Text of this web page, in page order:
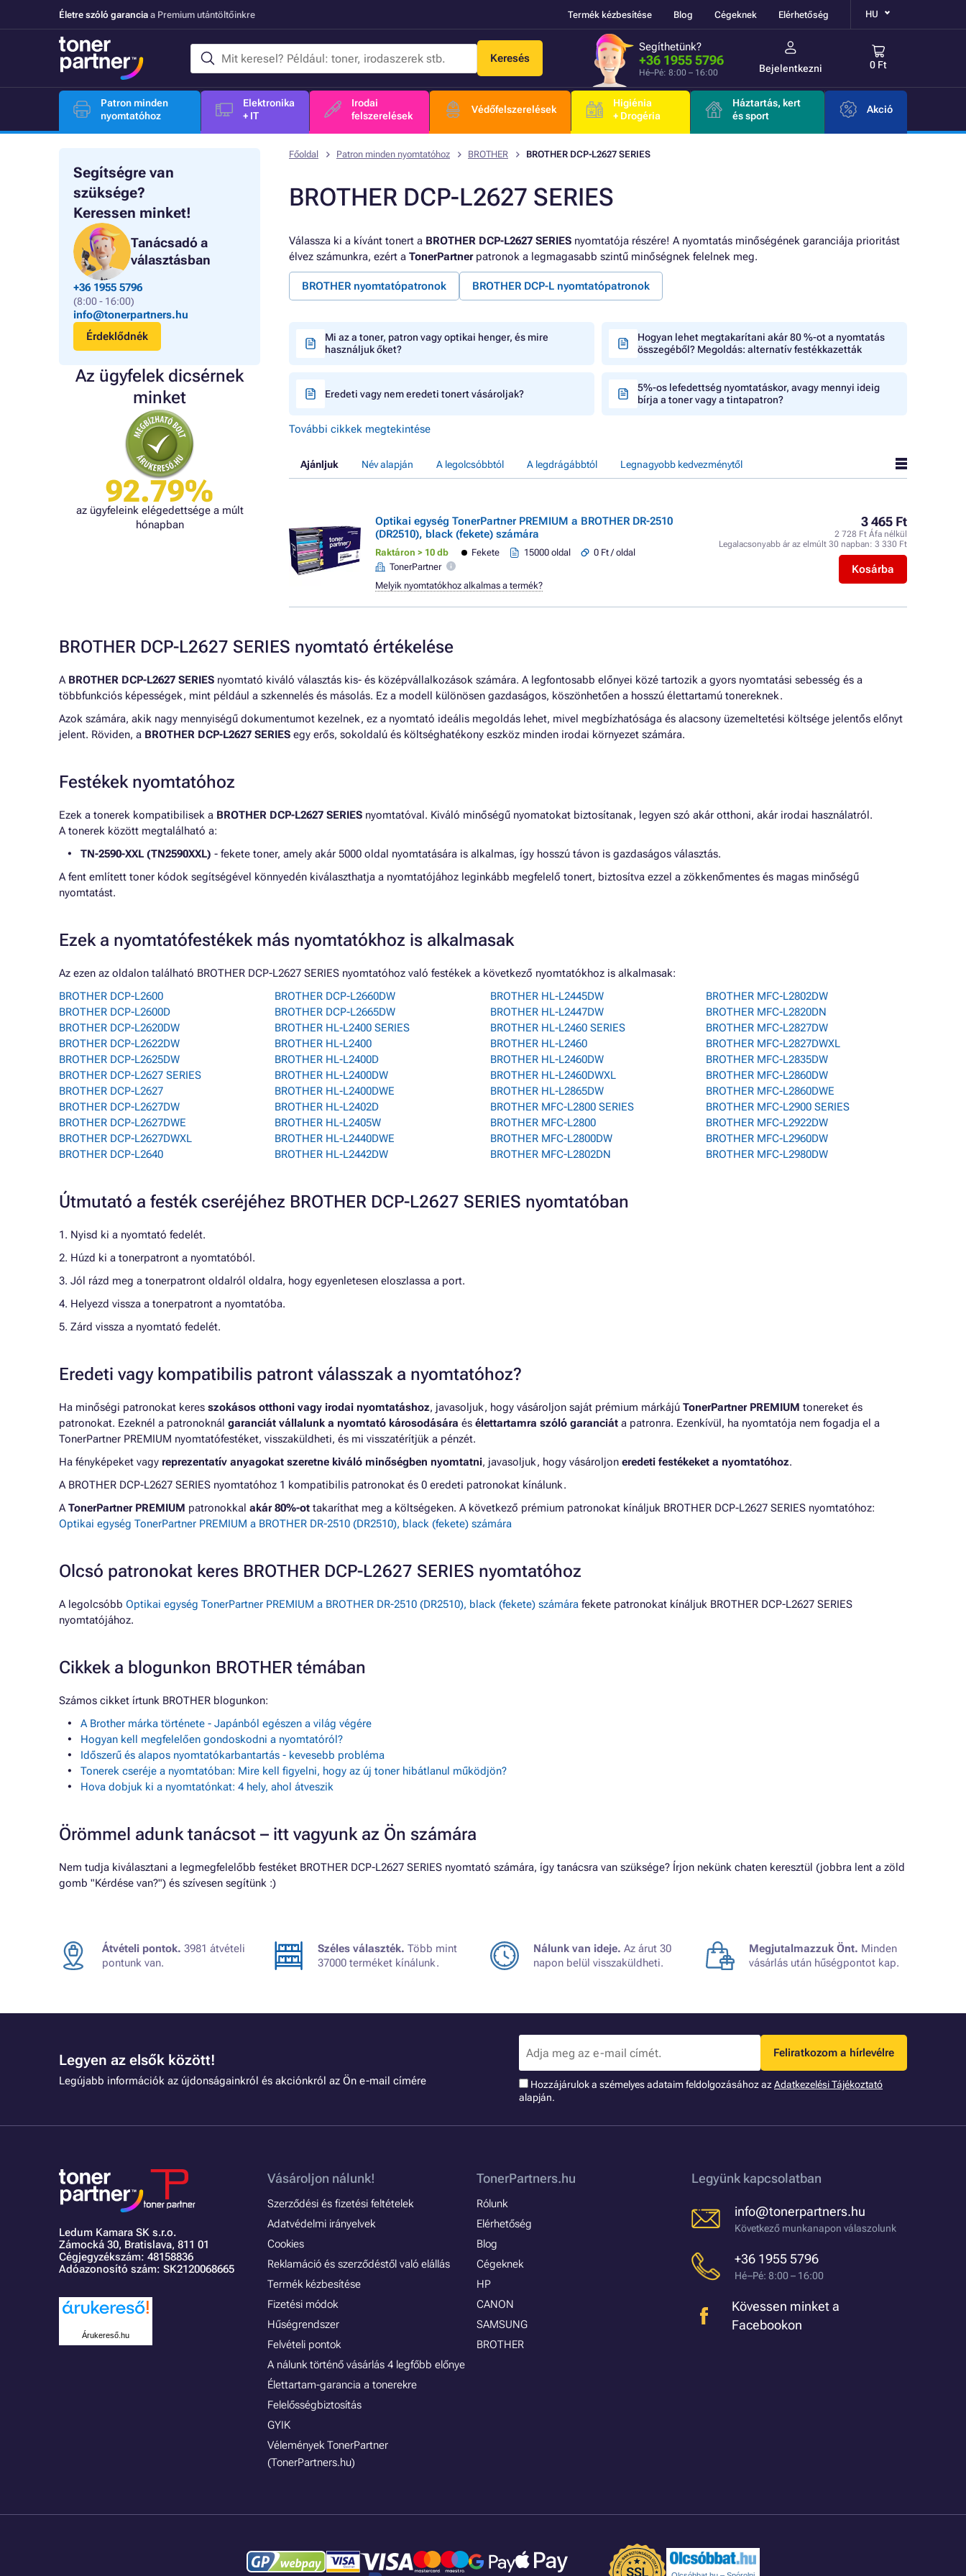
Életre szóló garancia a Premium utántöltőinkre Termék kézbesítése Blog Cégeknek Elérhetőség HU
Keresés
Segíthetünk?
+36 1955 5796
Hé–Pé: 8:00 – 16:00 Bejelentkezni 0 Ft
Patron minden
nyomtatóhoz
Elektronika
+ IT
Irodai
felszerelések
Védőfelszerelések
Higiénia
+ Drogéria
Háztartás, kert
és sport
Akció
Segítségre van
szüksége?
Keressen minket!
Tanácsadó a
választásban
+36 1955 5796
(8:00 - 16:00)
info@tonerpartners.hu
Érdeklődnék
Az ügyfelek dicsérnek
minket
92.79%
az ügyfeleink elégedettsége a múlt
hónapban
Főoldal Patron minden nyomtatóhoz BROTHER BROTHER DCP-L2627 SERIES
BROTHER DCP-L2627 SERIES
Válassza ki a kívánt tonert a BROTHER DCP-L2627 SERIES nyomtatója részére! A nyomtatás minőségének garanciája prioritást
élvez számunkra, ezért a TonerPartnerpatronok a legmagasabb szintű minőségnek felelnek meg.
BROTHER nyomtatópatronok BROTHER DCP-L nyomtatópatronok
Mi az a toner, patron vagy optikai henger, és mire
használjuk őket?
Hogyan lehet megtakarítani akár 80 %-ot a nyomtatás
összegéből? Megoldás: alternatív festékkazetták
Eredeti vagy nem eredeti tonert vásároljak?
5%-os lefedettség nyomtatáskor, avagy mennyi ideig
bírja a toner vagy a tintapatron?
További cikkek megtekintése
Ajánljuk Név alapján A legolcsóbbtól A legdrágábbtól Legnagyobb kedvezménytől
Optikai egység TonerPartner PREMIUM a BROTHER DR-2510
(DR2510), black (fekete) számára
Raktáron > 10 db Fekete 15000 oldal
0 Ft / oldal
TonerPartner
3 465 Ft
2 728 Ft Áfa nélkül
Legalacsonyabb ár az elmúlt 30 napban: 3 330 Ft
Kosárba
Melyik nyomtatókhoz alkalmas a termék?
BROTHER DCP-L2627 SERIES nyomtató értékelése
A BROTHER DCP-L2627 SERIES nyomtató kiváló választás kis- és középvállalkozások számára. A legfontosabb előnyei közé tartozik a gyors nyomtatási sebesség és a
többfunkciós képességek, mint például a szkennelés és másolás. Ez a modell különösen gazdaságos, köszönhetően a hosszú élettartamú tonereknek.
Azok számára, akik nagy mennyiségű dokumentumot kezelnek, ez a nyomtató ideális megoldás lehet, mivel megbízhatósága és alacsony üzemeltetési költsége jelentős előnyt
jelent. Röviden, a BROTHER DCP-L2627 SERIES egy erős, sokoldalú és költséghatékony eszköz minden irodai környezet számára.
Festékek nyomtatóhoz
Ezek a tonerek kompatibilisek a BROTHER DCP-L2627 SERIES nyomtatóval. Kiváló minőségű nyomatokat biztosítanak, legyen szó akár otthoni, akár irodai használatról.
A tonerek között megtalálható a:
TN-2590-XXL (TN2590XXL) - fekete toner, amely akár 5000 oldal nyomtatására is alkalmas, így hosszú távon is gazdaságos választás.
A fent említett toner kódok segítségével könnyedén kiválaszthatja a nyomtatójához leginkább megfelelő tonert, biztosítva ezzel a zökkenőmentes és magas minőségű
nyomtatást.
Ezek a nyomtatófestékek más nyomtatókhoz is alkalmasak
Az ezen az oldalon található BROTHER DCP-L2627 SERIES nyomtatóhoz való festékek a következő nyomtatókhoz is alkalmasak:
BROTHER DCP-L2600
BROTHER DCP-L2600D
BROTHER DCP-L2620DW
BROTHER DCP-L2622DW
BROTHER DCP-L2625DW
BROTHER DCP-L2627 SERIES
BROTHER DCP-L2627
BROTHER DCP-L2627DW
BROTHER DCP-L2627DWE
BROTHER DCP-L2627DWXL
BROTHER DCP-L2640
BROTHER DCP-L2660DW
BROTHER DCP-L2665DW
BROTHER HL-L2400 SERIES
BROTHER HL-L2400
BROTHER HL-L2400D
BROTHER HL-L2400DW
BROTHER HL-L2400DWE
BROTHER HL-L2402D
BROTHER HL-L2405W
BROTHER HL-L2440DWE
BROTHER HL-L2442DW
BROTHER HL-L2445DW
BROTHER HL-L2447DW
BROTHER HL-L2460 SERIES
BROTHER HL-L2460
BROTHER HL-L2460DW
BROTHER HL-L2460DWXL
BROTHER HL-L2865DW
BROTHER MFC-L2800 SERIES
BROTHER MFC-L2800
BROTHER MFC-L2800DW
BROTHER MFC-L2802DN
BROTHER MFC-L2802DW
BROTHER MFC-L2820DN
BROTHER MFC-L2827DW
BROTHER MFC-L2827DWXL
BROTHER MFC-L2835DW
BROTHER MFC-L2860DW
BROTHER MFC-L2860DWE
BROTHER MFC-L2900 SERIES
BROTHER MFC-L2922DW
BROTHER MFC-L2960DW
BROTHER MFC-L2980DW
Útmutató a festék cseréjéhez BROTHER DCP-L2627 SERIES nyomtatóban
1. Nyisd ki a nyomtató fedelét.
2. Húzd ki a tonerpatront a nyomtatóból.
3. Jól rázd meg a tonerpatront oldalról oldalra, hogy egyenletesen eloszlassa a port.
4. Helyezd vissza a tonerpatront a nyomtatóba.
5. Zárd vissza a nyomtató fedelét.
Eredeti vagy kompatibilis patront válasszak a nyomtatóhoz?
Ha minőségi patronokat keres szokásos otthoni vagy irodai nyomtatáshoz, javasoljuk, hogy vásároljon saját prémium márkájú TonerPartner PREMIUM tonereket és
patronokat. Ezeknél a patronoknál garanciát vállalunk a nyomtató károsodására és élettartamra szóló garanciát a patronra. Ezenkívül, ha nyomtatója nem fogadja el a
TonerPartner PREMIUM nyomtatófestéket, visszaküldheti, és mi visszatérítjük a pénzét.
Ha fényképeket vagy reprezentatív anyagokat szeretne kiváló minőségben nyomtatni, javasoljuk, hogy vásároljon eredeti festékeket a nyomtatóhoz.
A BROTHER DCP-L2627 SERIES nyomtatóhoz 1 kompatibilis patronokat és 0 eredeti patronokat kínálunk.
ATonerPartner PREMIUM patronokkal akár 80%-ot takaríthat meg a költségeken. A következő prémium patronokat kínáljuk BROTHER DCP-L2627 SERIES nyomtatóhoz:
Optikai egység TonerPartner PREMIUM a BROTHER DR-2510 (DR2510), black (fekete) számára
Olcsó patronokat keres BROTHER DCP-L2627 SERIES nyomtatóhoz
A legolcsóbb Optikai egység TonerPartner PREMIUM a BROTHER DR-2510 (DR2510), black (fekete) számára fekete patronokat kínáljuk BROTHER DCP-L2627 SERIES
nyomtatójához.
Cikkek a blogunkon BROTHER témában
Számos cikket írtunk BROTHER blogunkon:
A Brother márka története - Japánból egészen a világ végére
Hogyan kell megfelelően gondoskodni a nyomtatóról?
Időszerű és alapos nyomtatókarbantartás - kevesebb probléma
Tonerek cseréje a nyomtatóban: Mire kell figyelni, hogy az új toner hibátlanul működjön?
Hova dobjuk ki a nyomtatónkat: 4 hely, ahol átveszik
Örömmel adunk tanácsot – itt vagyunk az Ön számára
Nem tudja kiválasztani a legmegfelelőbb festéket BROTHER DCP-L2627 SERIES nyomtató számára, így tanácsra van szüksége? Írjon nekünk chaten keresztül (jobbra lent a zöld
gomb "Kérdése van?") és szívesen segítünk :)
Átvételi pontok. 3981 átvételi
pontunk van.
Széles választék. Több mint
37000 terméket kínálunk.
Nálunk van ideje. Az árut 30
napon belül visszaküldheti.
Megjutalmazzuk Önt. Minden
vásárlás után hűségpontot kap.
Legyen az elsők között!
Legújabb információk az újdonságainkról és akciónkról az Ön e-mail címére
Feliratkozom a hírlevélre
Hozzájárulok a szémelyes adataim feldolgozásához azAdatkezelési Tájékoztató
alapján.
Ledum Kamara SK s.r.o.
Zámocká 30, Bratislava, 811 01
Cégjegyzékszám: 48158836
Adóazonosító szám: SK2120068665
Árukereső.hu
Vásároljon nálunk!
Szerződési és fizetési feltételek
Adatvédelmi irányelvek
Cookies
Reklamáció és szerződéstől való elállás
Termék kézbesítése
Fizetési módok
Hűségrendszer
Felvételi pontok
A nálunk történő vásárlás 4 legfőbb előnye
Élettartam-garancia a tonerekre
Felelősségbiztosítás
GYIK
Vélemények TonerPartner
(TonerPartners.hu)
TonerPartners.hu
Rólunk
Elérhetőség
Blog
Cégeknek
HP
CANON
SAMSUNG
BROTHER
Legyünk kapcsolatban
info@tonerpartners.hu
Következő munkanapon válaszolunk
+36 1955 5796
Hé–Pé: 8:00 – 16:00
Kövessen minket a
Facebookon